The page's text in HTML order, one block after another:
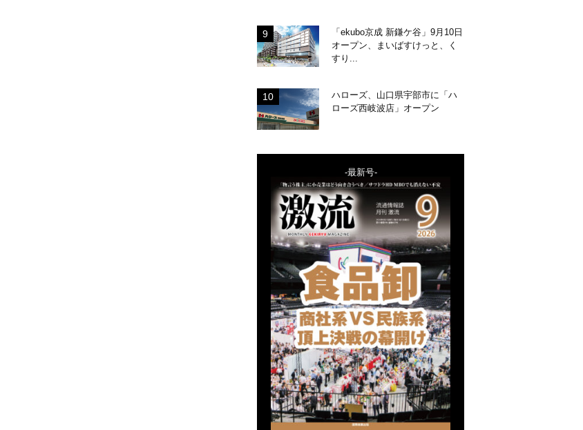
「ekubo京成 新鎌ケ谷」9月10日
オープン、まいばすけっと、く
すり...
ハローズ、山口県宇部市に「ハ
ローズ西岐波店」オープン
-最新号-